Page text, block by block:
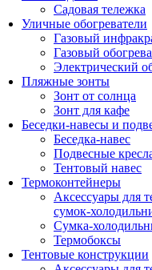
Садовая тележка
Уличные обогреватели
Газовый
Газовый
Электрический
Пляжные зонты
Зонт от солнца
Зонт для кафе
Беседки-навесы и
Беседка-навес
Подвесные
Тентовый навес
Термоконтейнеры
Аксессуары для
сумок-
Сумка-
Термобоксы
Тентовые конструкции